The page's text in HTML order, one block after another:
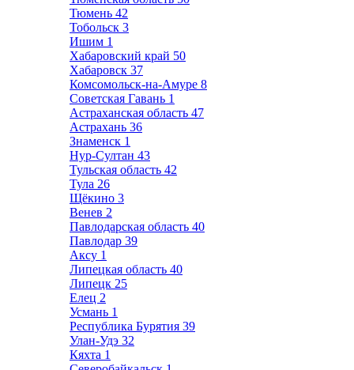
Тюмень 42
Тобольск 3
Ишим 1
Хабаровский край 50
Хабаровск 37
Комсомольск-на-Амуре 8
Советская Гавань 1
Астраханская область 47
Астрахань 36
Знаменск 1
Нур-Султан 43
Тульская область 42
Тула 26
Щёкино 3
Венев 2
Павлодарская область 40
Павлодар 39
Аксу 1
Липецкая область 40
Липецк 25
Елец 2
Усмань 1
Республика Бурятия 39
Улан-Удэ 32
Кяхта 1